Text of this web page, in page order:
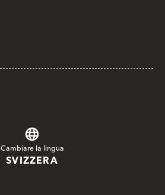
Cambiare la lingua
SVIZZERA